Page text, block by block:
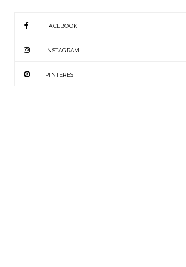
FACEBOOK
INSTAGRAM
PINTEREST